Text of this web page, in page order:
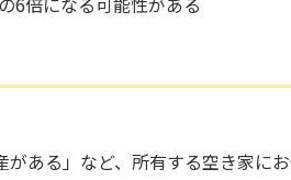
がある」など、所有する空き家に